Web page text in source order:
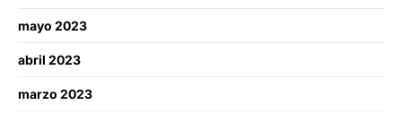
mayo 2023
abril 2023
marzo 2023